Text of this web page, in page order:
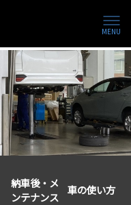
MENU
納車後・メ
ンテナンス
車の使い方